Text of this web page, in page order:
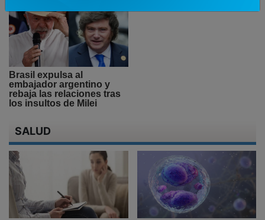
Brasil expulsa al
embajador argentino y
rebaja las relaciones tras
los insultos de Milei
SALUD